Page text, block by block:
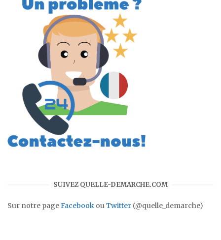
SUIVEZ QUELLE-DEMARCHE.COM
Sur notre pageFacebook ouTwitter (@quelle_demarche)